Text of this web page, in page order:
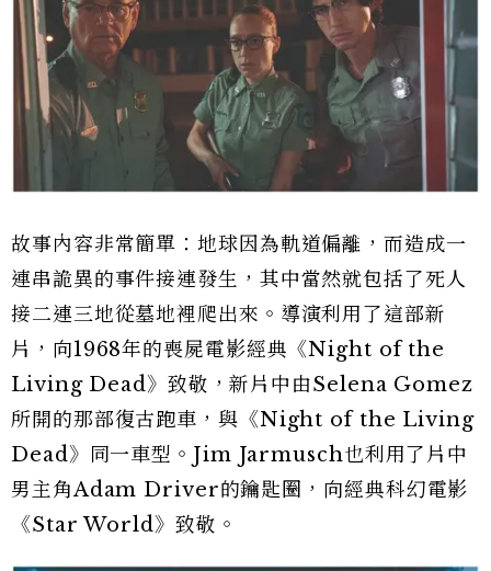
故事內容非常簡單：地球因為軌道偏離，而造成一
連串詭異的事件接連發生，其中當然就包括了死人
接二連三地從墓地裡爬出來。導演利用了這部新
片，向1968年的喪屍電影經典《Night of the
Living Dead》致敬，新片中由Selena Gomez
所開的那部復古跑車，與《Night of the Living
Dead》同一車型。Jim Jarmusch也利用了片中
男主角Adam Driver的鑰匙圈，向經典科幻電影
《Star World》致敬。